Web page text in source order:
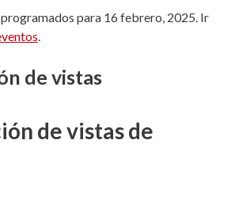
para 16 febrero, 2025. Ir
.
de vistas
de vistas de